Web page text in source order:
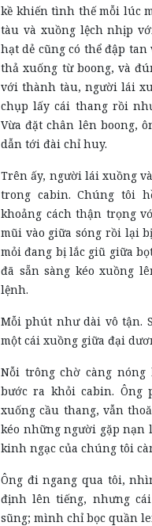
kề khiến tình thế mỗi lúc
tàu và xuồng lệch nhịp
hạt dẻ cũng có thể đập
thả xuống từ boong, và
với thành tàu, người lái
chụp lấy cái thang rồi
Vừa đặt chân lên boong,
dẫn tới đài chỉ huy.
Trên ấy, người lái xuồng
trong cabin. Chúng tôi
khoảng cách thận trọng
mũi vào giữa sóng rồi lại
mỏi đang bị lắc giũ giữa
đã sẵn sàng kéo xuồng
lệnh.
Mỗi phút như dài vô tận.
một cái xuồng giữa đại
Nỗi trông chờ càng
bước ra khỏi cabin.
xuống cầu thang, vẫn
kéo những người gặp nạn
kinh ngạc của chúng tôi
Ông đi ngang qua tôi,
định lên tiếng, nhưng
sũng; mình chỉ bọc quần